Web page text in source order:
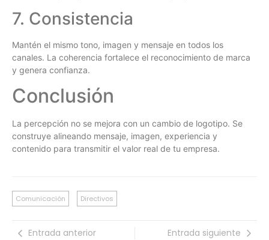
7. Consistencia
Mantén el mismo tono, imagen y mensaje en todos los
canales. La coherencia fortalece el reconocimiento de marca
y genera confianza.
Conclusión
La percepción no se mejora con un cambio de logotipo. Se
construye alineando mensaje, imagen, experiencia y
contenido para transmitir el valor real de tu empresa.
Comunicación Directivos
Entrada anterior Entrada siguiente